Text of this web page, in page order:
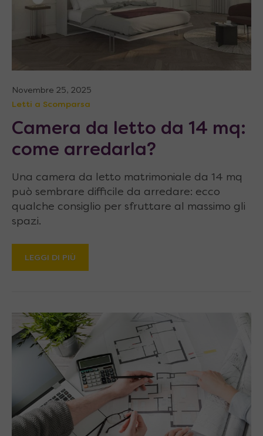
Novembre 25, 2025
Letti a Scomparsa
Camera da letto da 14 mq:
come arredarla?
Una camera da letto matrimoniale da 14 mq
può sembrare difficile da arredare: ecco
qualche consiglio per sfruttare al massimo gli
spazi.
LEGGI DI PIÙ